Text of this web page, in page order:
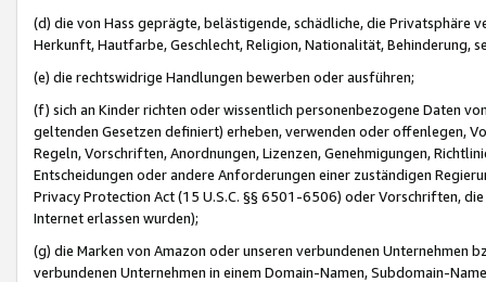
(d) die von Hass geprägte, belästigende, schädliche, die Privatsphäre
Herkunft, Hautfarbe, Geschlecht, Religion, Nationalität, Behinderung,
(e) die rechtswidrige Handlungen bewerben oder ausführen;
(f) sich an Kinder richten oder wissentlich personenbezogene Daten
geltenden Gesetzen definiert) erheben, verwenden oder offenlegen,
Regeln, Vorschriften, Anordnungen, Lizenzen, Genehmigungen,
Entscheidungen oder andere Anforderungen einer zuständigen
Privacy Protection Act (15 U.S.C. §§ 6501-6506) oder Vorschriften,
Internet erlassen wurden);
(g) die Marken von Amazon oder unseren verbundenen Unternehmen
verbundenen Unternehmen in einem Domain-Namen, Subdomain-